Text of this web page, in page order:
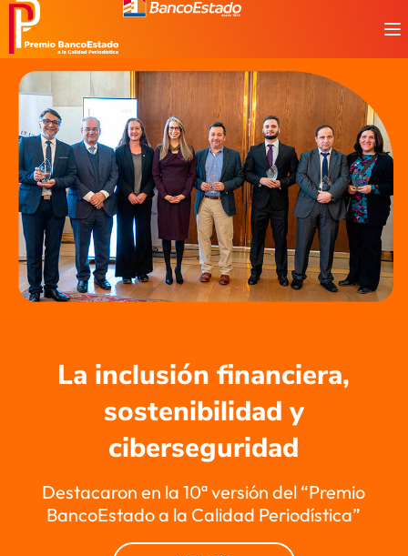
Revisa aquí los
ganadores de la novena
versión del premio
Ver más